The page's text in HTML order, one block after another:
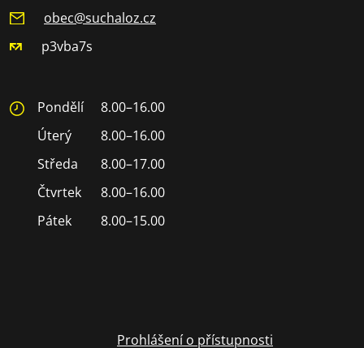
obec@suchaloz.cz
p3vba7s
Pondělí
8.00–16.00
Úterý
8.00–16.00
Středa
8.00–17.00
Čtvrtek
8.00–16.00
Pátek
8.00–15.00
Prohlášení o přístupnosti